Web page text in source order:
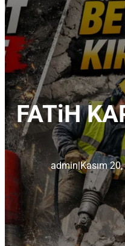
FATiH
admin|Kasım